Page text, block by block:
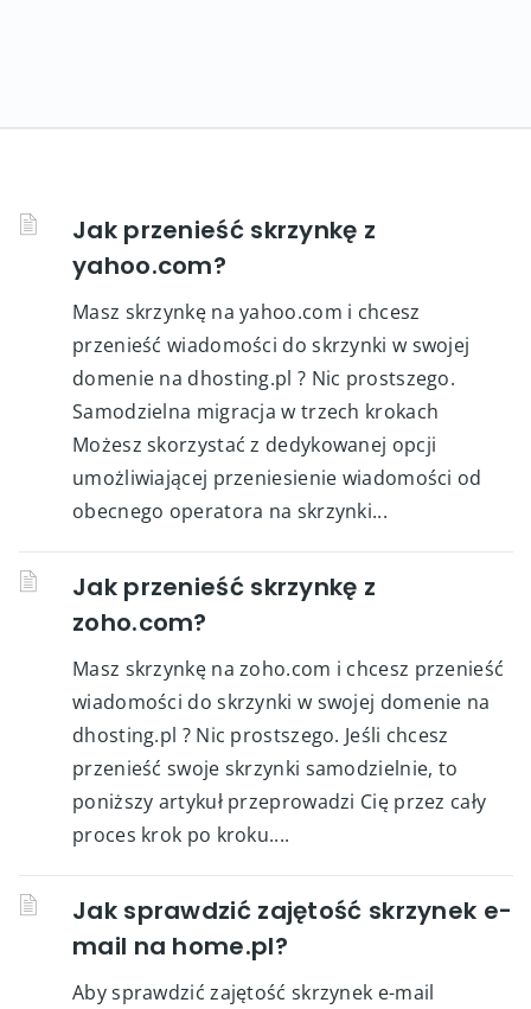
Jak przenieść skrzynkę z
yahoo.com?
Masz skrzynkę na yahoo.com i chcesz
przenieść wiadomości do skrzynki w swojej
domenie na dhosting.pl ? Nic prostszego.
Samodzielna migracja w trzech krokach
Możesz skorzystać z dedykowanej opcji
umożliwiającej przeniesienie wiadomości od
obecnego operatora na skrzynki...
Jak przenieść skrzynkę z
zoho.com?
Masz skrzynkę na zoho.com i chcesz przenieść
wiadomości do skrzynki w swojej domenie na
dhosting.pl ? Nic prostszego. Jeśli chcesz
przenieść swoje skrzynki samodzielnie, to
poniższy artykuł przeprowadzi Cię przez cały
proces krok po kroku....
Jak sprawdzić zajętość skrzynek e-
mail na home.pl?
Aby sprawdzić zajętość skrzynek e-mail